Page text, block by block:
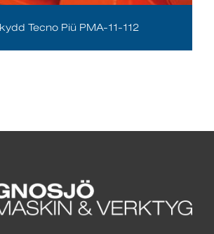
Tecno Piü PMA-11-112